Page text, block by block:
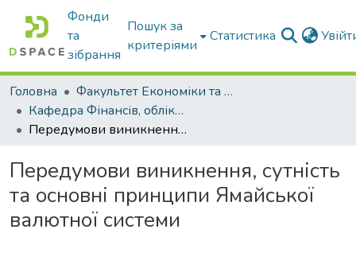
Фонди
та
зібрання
Пошук за
критеріями
Статистика
Головна
Факультет Економіки та бізнесу
Кафедра Фінансів, обліку і оподаткування
Передумови виникнення, сутність та основні принципи Ямайської валютної системи
Передумови виникнення, сутність
та основні принципи Ямайської
валютної системи